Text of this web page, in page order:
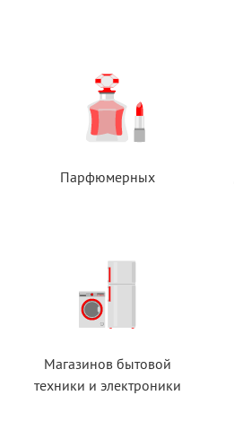
Парфюмерных
Магазинов бытовой
техники и электроники